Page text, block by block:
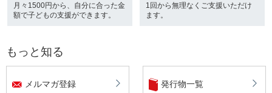
月々1500円から、自分に合った金
額で子どもの支援ができます。
1回から無理なくご支援いただけ
ます。
もっと知る
メルマガ登録 発行物一覧